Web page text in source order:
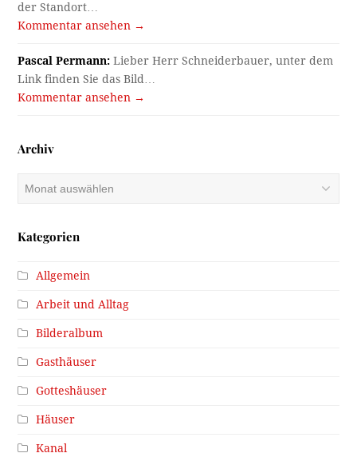
der Standort…
Kommentar ansehen →
Pascal Permann: Lieber Herr Schneiderbauer, unter dem
Link finden Sie das Bild…
Kommentar ansehen →
Archiv
Archiv
Kategorien
Allgemein
Arbeit und Alltag
Bilderalbum
Gasthäuser
Gotteshäuser
Häuser
Kanal